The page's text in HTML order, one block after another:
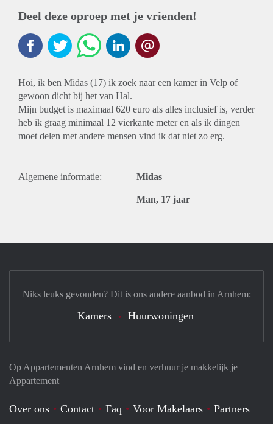
Deel deze oproep met je vrienden!
Hoi, ik ben Midas (17) ik zoek naar een kamer in Velp of
gewoon dicht bij het van Hal.
Mijn budget is maximaal 620 euro als alles inclusief is, verder
heb ik graag minimaal 12 vierkante meter en als ik dingen
moet delen met andere mensen vind ik dat niet zo erg.
Algemene informatie: Midas
Man, 17 jaar
Op Appartementen Arnhem vind en verhuur je makkelijk je
Appartement
Over ons Contact Faq Voor Makelaars Partners
Niks leuks gevonden? Dit is ons andere aanbod in Arnhem:
Kamers Huurwoningen